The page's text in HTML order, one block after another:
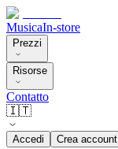
MusicaIn-store
Prezzi
Risorse
Contatto
🇮🇹
Accedi Crea account